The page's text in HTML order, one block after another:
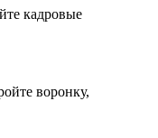
кадровые
воронку,